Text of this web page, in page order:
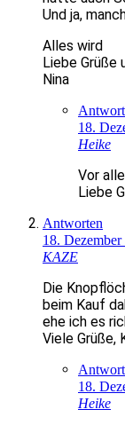
Und ja,
Alles wird
Liebe
Nina
18.
Heike
Vor
Liebe
Antworten
18. Dezember
KAZE
Die
beim Kauf
ehe ich es
Viele Grüße,
18.
Heike